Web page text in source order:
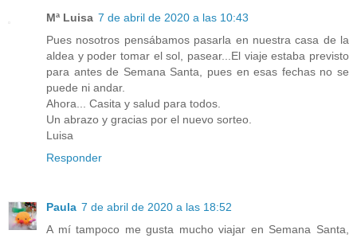
Mª Luisa 7 de abril de 2020 a las 10:43
Pues nosotros pensábamos pasarla en nuestra casa de la
aldea y poder tomar el sol, pasear...El viaje estaba previsto
para antes de Semana Santa, pues en esas fechas no se
puede ni andar.
Ahora... Casita y salud para todos.
Un abrazo y gracias por el nuevo sorteo.
Luisa
Responder
Paula 7 de abril de 2020 a las 18:52
A mí tampoco me gusta mucho viajar en Semana Santa,